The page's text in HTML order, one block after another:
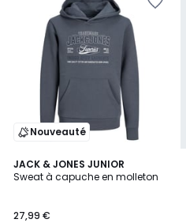
Nouveauté
JACK & JONES JUNIOR
Sweat à capuche en molleton
27,99 €
2
Couleurs